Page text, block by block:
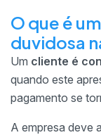
O que é
duvidosa
Um cliente é
quando este
pagamento se
A empresa deve